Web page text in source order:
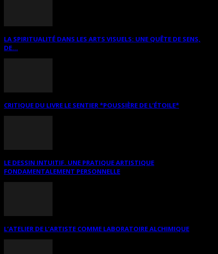
LA SPIRITUALITÉ DANS LES ARTS VISUELS: UNE QUÊTE DE SENS,
DE...
CRITIQUE DU LIVRE LE SENTIER *POUSSIÈRE DE L’ÉTOILE*
LE DESSIN INTUITIF. UNE PRATIQUE ARTISTIQUE
FONDAMENTALEMENT PERSONNELLE
L’ATELIER DE L’ARTISTE COMME LABORATOIRE ALCHIMIQUE